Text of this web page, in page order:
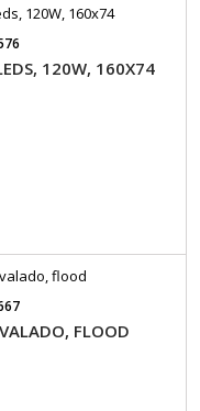
120W, 160X74
FLOOD